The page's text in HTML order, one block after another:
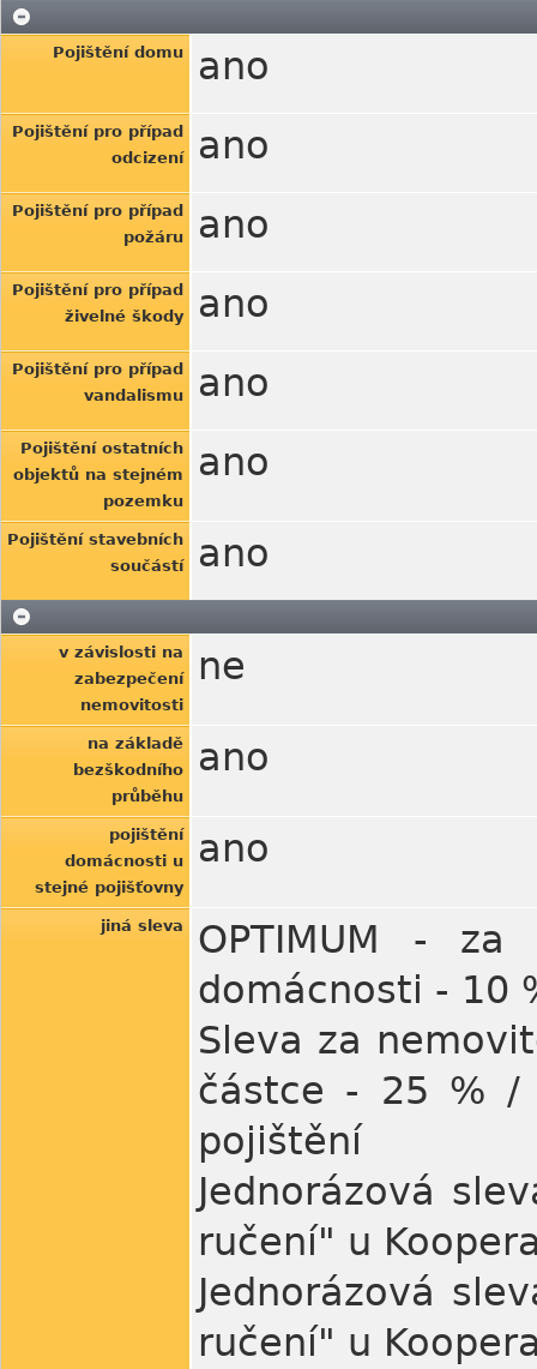
Pojištění domu ano
Pojištění pro případ
odcizení
ano
Pojištění pro případ
požáru
ano
Pojištění pro případ
živelné škody
ano
Pojištění pro případ
vandalismu
ano
Pojištění ostatních
objektů na stejném
pozemku
ano
Pojištění stavebních
součástí
ano
v závislosti na
zabezpečení
nemovitosti
ne
na základě
bezškodního
průběhu
ano
pojištění
domácnosti u
stejné pojišťovny
ano
jiná sleva
OPTIMUM -
domácnosti - 10
Sleva za
částce - 25 % /
pojištění
Jednorázová
ručení" u
Jednorázová
ručení" u